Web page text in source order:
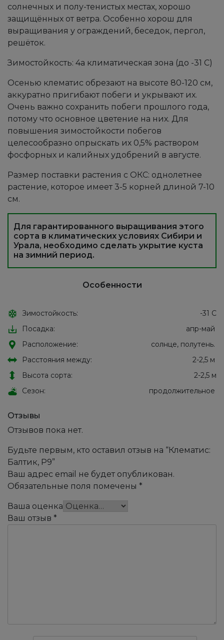
солнечных и полу-тенистых местах, хорошо
защищённых от ветра. Особенно хорош для
выращивания у ограждений, беседок, пергол,
решёток.
Зимостойкость: 4а климатическая зона (до -31 С)
Осенью клематис обрезают на высоте 80-120 см,
аккуратно пригибают побеги и укрывают их.
Очень важно сохранить побеги прошлого года,
потому что основное цветение на них. Для
повышения зимостойкости побегов
целесообразно опрыскать их 0,5% раствором
фосфорных и калийных удобрений в августе.
Размер поставки растения с ОКС: однолетнее
растение, которое имеет 3-5 корней длиной 7-10
см.
Для гарантированного выращивания этого
сорта в климатических условиях Сибири и
Урала, необходимо сделать укрытие куста
на зимний период.
Особенности
Зимостойкость:
-31 С
Посадка:
апр-май
Расположение:
солнце, полутень.
Расстояния между:
2-2,5 м
Высота сорта:
2-2,5 м
Сезон:
продолжительное
Отзывы
Отзывов пока нет.
Будьте первым, кто оставил отзыв на “Клематис:
Балтик, Р9”
Ваш адрес email не будет опубликован.
Обязательные поля помечены *
Ваша оценка
Ваш отзыв *